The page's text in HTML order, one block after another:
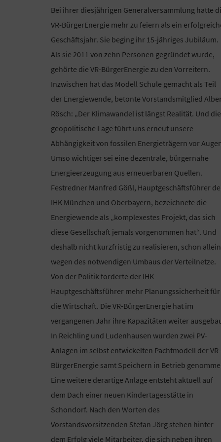
Bei ihrer diesjährigen Generalversammlung hatte
VR-BürgerEnergie mehr zu feiern als ein
Geschäftsjahr. Sie beging ihr 15-jähriges Jubiläum.
Als sie 2011 von zehn Personen gegründet wurde,
gehörte die VR-BürgerEnergie zu den Vorreitern.
Inzwischen hat das Modell Schule gemacht als Teil
der Energiewende, betonte Vorstandsmitglied
Rösch: „Der Klimawandel ist längst Realität. Und die
geopolitische Lage führt uns erneut unsere
Abhängigkeit von fossilen Energieträgern vor
Umso wichtiger sei eine dezentrale, bürgernahe
Energieerzeugung aus erneuerbaren Quellen.
Festredner Manfred Gößl, Hauptgeschäftsführer
IHK München und Oberbayern, bezeichnete die
Energiewende als „komplexestes Projekt, das sich
diese Gesellschaft jemals vorgenommen hat“. Und
deshalb nicht kurzfristig zu realisieren, schon allein
wegen des notwendigen Umbaus der Verteilnetze.
Von der Politik forderte der IHK-
Hauptgeschäftsführer mehr Planungssicherheit für
die Wirtschaft. Die VR-BürgerEnergie hat im
vergangenen Jahr ihre Kapazitäten weiter
In Reichling und Ludenhausen wurden zwei PV-
Anlagen im selbst entwickelten Pachtmodell der VR-
BürgerEnergie samt Speichern in Betrieb
Eine weitere derartige Anlage entsteht aktuell auf
dem Dach einer neuen Kindertagesstätte in
Schondorf. Nach den Worten des
Vorstandsvorsitzenden Stefan Jörg stehen hinter
dem Erfolg viele Mitarbeiter, die sich neben ihren